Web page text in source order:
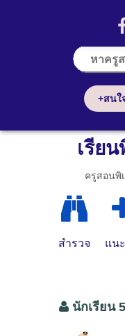
+สนใ
เรีย
ครูสอนพิ
สำรวจ แน
นักเรียน